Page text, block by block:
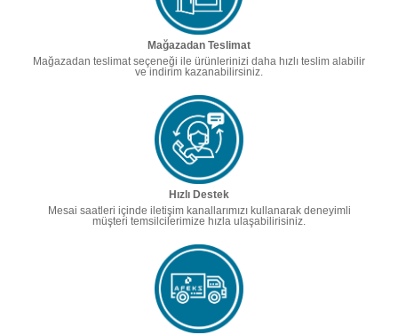
Mağazadan Teslimat
Mağazadan teslimat seçeneği ile ürünlerinizi daha hızlı teslim alabilir
ve indirim kazanabilirsiniz.
Hızlı Destek
Mesai saatleri içinde iletişim kanallarımızı kullanarak deneyimli
müşteri temsilcilerimize hızla ulaşabilirisiniz.